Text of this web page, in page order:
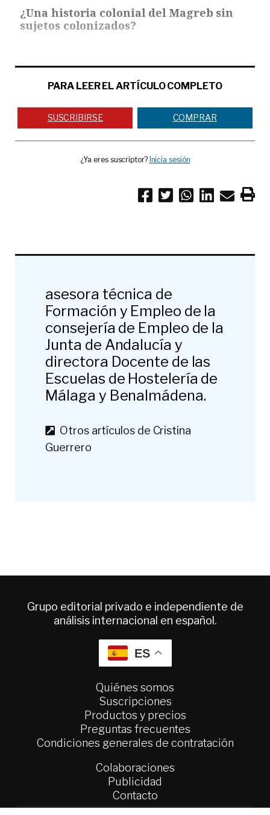
¿Una historia colonial del Magreb sin
sujetos colonizados?
PARA LEER EL ARTÍCULO COMPLETO
SUSCRIBIRSE COMPRAR
¿Ya eres suscriptor? Inicia sesión
asesora técnica de
Formación y Empleo de la
consejería de Empleo de la
Junta de Andalucía y
directora Docente de las
Escuelas de Hostelería de
Málaga y Benalmádena.
Otros artículos de Cristina
Guerrero
Grupo editorial privado e independiente de
análisis internacional en español.
ES
Quiénes somos
Suscripciones
Productos y precios
Preguntas frecuentes
Condiciones generales de contratación
Colaboraciones
Publicidad
Contacto